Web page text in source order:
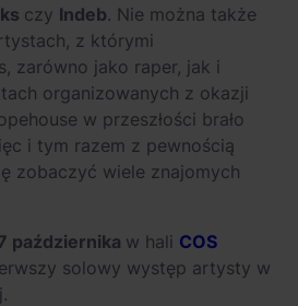
czy Indeb. Nie można także
z którymi
zarówno jako raper, jak i
organizowanych z okazji
w przeszłości brało
i tym razem z pewnością
zobaczyć wiele znajomych
października w hali COS
solowy występ artysty w